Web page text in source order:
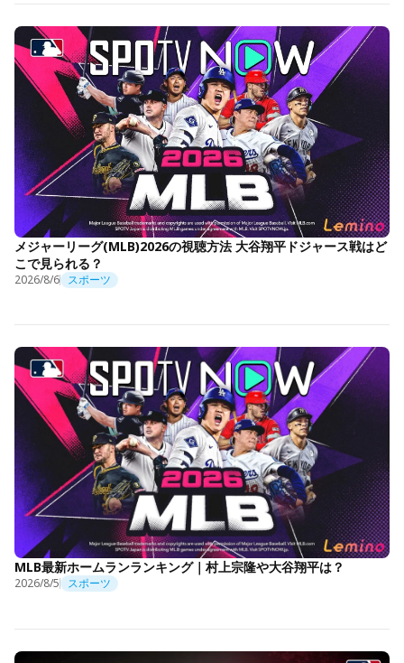
メジャーリーグ(MLB)2026の視聴方法 大谷翔平ドジャース戦はど
こで見られる？
2026/8/6 スポーツ
MLB最新ホームランランキング｜村上宗隆や大谷翔平は？
2026/8/5 スポーツ